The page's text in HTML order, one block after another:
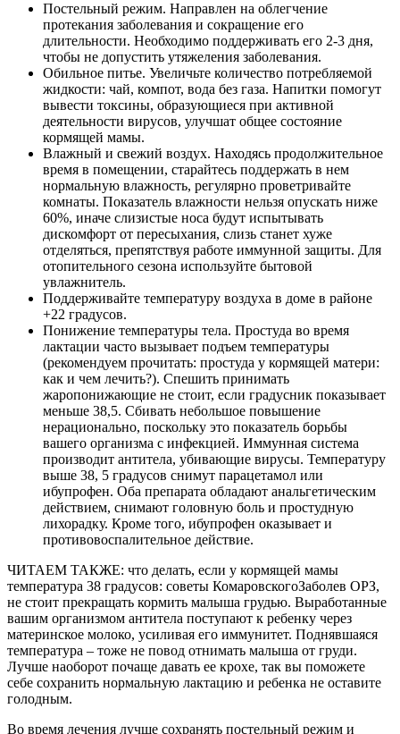
Постельный режим. Направлен на облегчение
протекания заболевания и сокращение его
длительности. Необходимо поддерживать его 2-3 дня,
чтобы не допустить утяжеления заболевания.
Обильное питье. Увеличьте количество потребляемой
жидкости: чай, компот, вода без газа. Напитки помогут
вывести токсины, образующиеся при активной
деятельности вирусов, улучшат общее состояние
кормящей мамы.
Влажный и свежий воздух. Находясь продолжительное
время в помещении, старайтесь поддержать в нем
нормальную влажность, регулярно проветривайте
комнаты. Показатель влажности нельзя опускать ниже
60%, иначе слизистые носа будут испытывать
дискомфорт от пересыхания, слизь станет хуже
отделяться, препятствуя работе иммунной защиты. Для
отопительного сезона используйте бытовой
увлажнитель.
Поддерживайте температуру воздуха в доме в районе
+22 градусов.
Понижение температуры тела. Простуда во время
лактации часто вызывает подъем температуры
(рекомендуем прочитать: простуда у кормящей матери:
как и чем лечить?). Спешить принимать
жаропонижающие не стоит, если градусник показывает
меньше 38,5. Сбивать небольшое повышение
нерационально, поскольку это показатель борьбы
вашего организма с инфекцией. Иммунная система
производит антитела, убивающие вирусы. Температуру
выше 38, 5 градусов снимут парацетамол или
ибупрофен. Оба препарата обладают анальгетическим
действием, снимают головную боль и простудную
лихорадку. Кроме того, ибупрофен оказывает и
противовоспалительное действие.
ЧИТАЕМ ТАКЖЕ: что делать, если у кормящей мамы
температура 38 градусов: советы КомаровскогоЗаболев ОРЗ,
не стоит прекращать кормить малыша грудью. Выработанные
вашим организмом антитела поступают к ребенку через
материнское молоко, усиливая его иммунитет. Поднявшаяся
температура – тоже не повод отнимать малыша от груди.
Лучше наоборот почаще давать ее крохе, так вы поможете
себе сохранить нормальную лактацию и ребенка не оставите
голодным.
Во время лечения лучше сохранять постельный режим и